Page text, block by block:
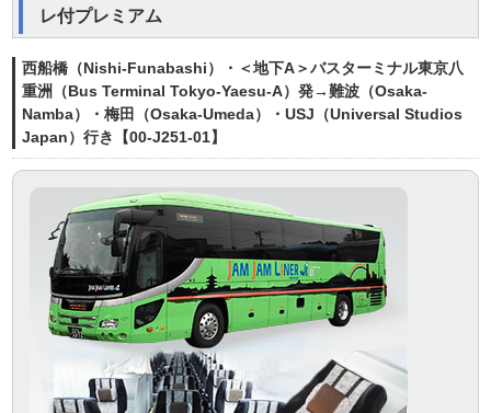
レ付プレミアム
西船橋（Nishi-Funabashi）・＜地下A＞バスターミナル東京八
重洲（Bus Terminal Tokyo-Yaesu-A）発→難波（Osaka-
Namba）・梅田（Osaka-Umeda）・USJ（Universal Studios
Japan）行き【00-J251-01】